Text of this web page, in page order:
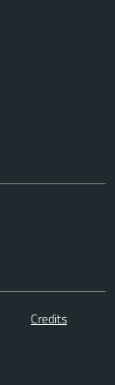
Credits